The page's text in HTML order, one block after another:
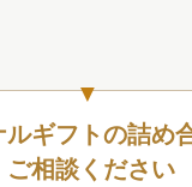
ルギフトの詰め
ご相談ください